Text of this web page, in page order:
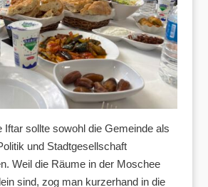
Iftar sollte sowohl die Gemeinde als
und Stadtgesellschaft
Weil die Räume in der Moschee
sind, zog man kurzerhand in die